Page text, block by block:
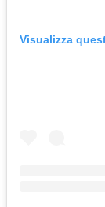
Visualizza